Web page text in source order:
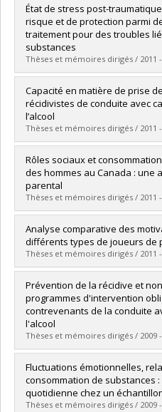
Graduate :González-Sicilia
Cycle : Master's
Grade :M. Sc.
Lien vers le document dans
État de stress post-
risque et de protection parmi
traitement pour des troubles
substances
Thèses et mémoires dirigés / 2011 -
Graduate : Lalonde, François
Cycle :Master's
Grade :
Lien vers le document dans
Capacité en matière de prise
récidivistes de conduite avec
l’alcool
Thèses et mémoires dirigés / 2011 -
Graduate :Maldonado
Cycle :Master's
Grade :M. Sc.
Lien vers le document dans
Rôles sociaux et
des hommes au Canada : une
parental
Thèses et mémoires dirigés / 2011 -
Graduate :Paradis, Catherine
Cycle :Doctoral
Grade :Ph. D.
Lien vers le document dans
Analyse comparative des
différents types de joueurs de
Thèses et mémoires dirigés / 2011 -
Graduate :Perrault, Julie
Cycle :Master's
Grade :M. Sc.
Lien vers le document dans
Prévention de la récidive et
programmes d'intervention
contrevenants de la conduite
l'alcool
Thèses et mémoires dirigés / 2009
Graduate : Fortin, Marie-
Cycle :Doctoral
Grade :Ph. D.
Lien vers le document dans
Fluctuations émotionnelles,
consommation de substances
quotidienne chez un
Thèses et mémoires dirigés / 2009